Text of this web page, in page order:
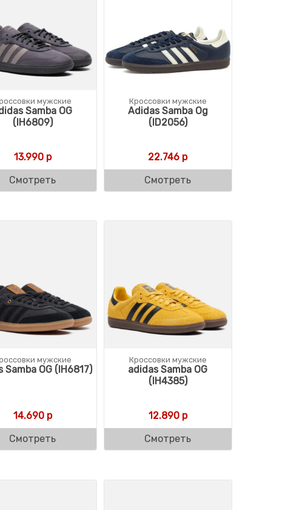
мужские
Samba OG
(IH6809)
13.990р
Смотреть
Кроссовки мужские
Adidas Samba Og
(ID2056)
22.746 р
Смотреть
мужские
Samba OG (IH6817)
14.690р
Смотреть
Кроссовки мужские
adidas Samba OG
(IH4385)
12.890р
Смотреть